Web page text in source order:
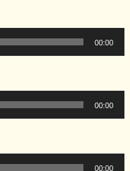
00:00
00:00
00:00